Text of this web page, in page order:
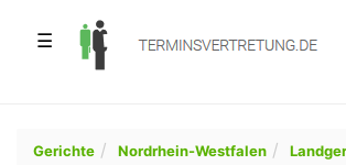
☰
Gerichte Nordrhein-Westfalen